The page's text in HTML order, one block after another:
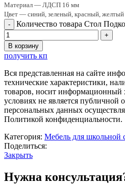
Материал — ЛДСП 16 мм
Цвет — синий, зеленый, красный, желтый
Количество товара Стол
В корзину
получить кп
Вся представленная на сайте
технические характеристики,
товаров, носит информационный
условиях не является публичной
персональных данных
Политикой конфиденциальности.
Категория: Мебель для школьной
Поделиться:
Закрыть
Нужна